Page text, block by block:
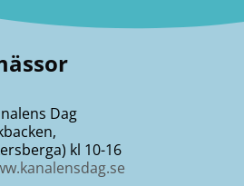
Dag
kl 10-16